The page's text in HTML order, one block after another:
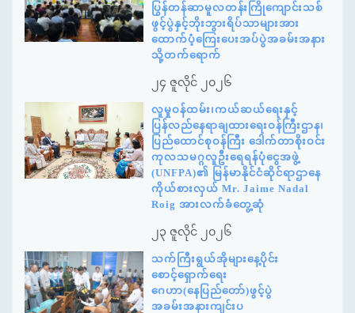
ပြွန်တန်ဆာမူလတန်းကြိုကျောင်းသစ်
ဖွင့်ပွဲနှင့်ဘိုးဘွားရိပ်သာများအား
ထောက်ပံ့ကြေးပေးအပ်ပွဲအခမ်းအနား
သို့တက်ရောက်
၂၄ ဇူလိုင် ၂၀၂၆
လူမှုဝန်ထမ်း၊ကယ်ဆယ်ရေးနှင့်
ပြန်လည်နေရာချထားရေးဝန်ကြီးဌာန၊
ပြည်ထောင်စုဝန်ကြီး ဒေါက်တာစိုးဝင်း
ကုလသမဂ္ဂလူဦးရေရန်ပုံငွေအဖွဲ့
(UNFPA)၏ မြန်မာနိုင်ငံဆိုင်ရာဌာနေ
ကိုယ်စားလှယ် Mr. Jaime Nadal
Roig အားလက်ခံတွေ့ဆုံ
၂၃ ဇူလိုင် ၂၀၂၆
သက်ကြီးရွယ်အိုများနေ့ပိုင်း
စောင့်ရှောက်ရေး
ဂေဟာ(နေပြည်တော်)ဖွင့်ပွဲ
အခမ်းအနားကျင်းပ